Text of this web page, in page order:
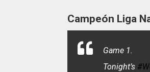
Campeón Liga
Game 1.
Tonight’s